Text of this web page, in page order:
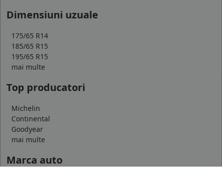
Dimensiuni uzuale
175/65 R14
185/65 R15
195/65 R15
mai multe
Top producatori
Michelin
Continental
Goodyear
mai multe
Marca auto